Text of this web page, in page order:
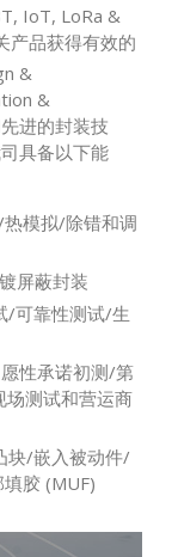
IoT, LoRa &
产品获得有效的
&
&
进的封装技
具备以下能
模拟/除错和调
屏蔽封装
/可靠性测试/生
性承诺初测/第
场测试和营运商
块/嵌入被动件/
胶 (MUF)